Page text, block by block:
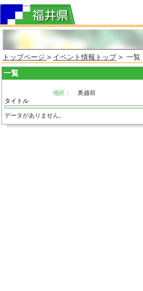
トップページ > イベント情報トップ> 一覧
一覧
地区：
奥越前
タイトル
データがありません。